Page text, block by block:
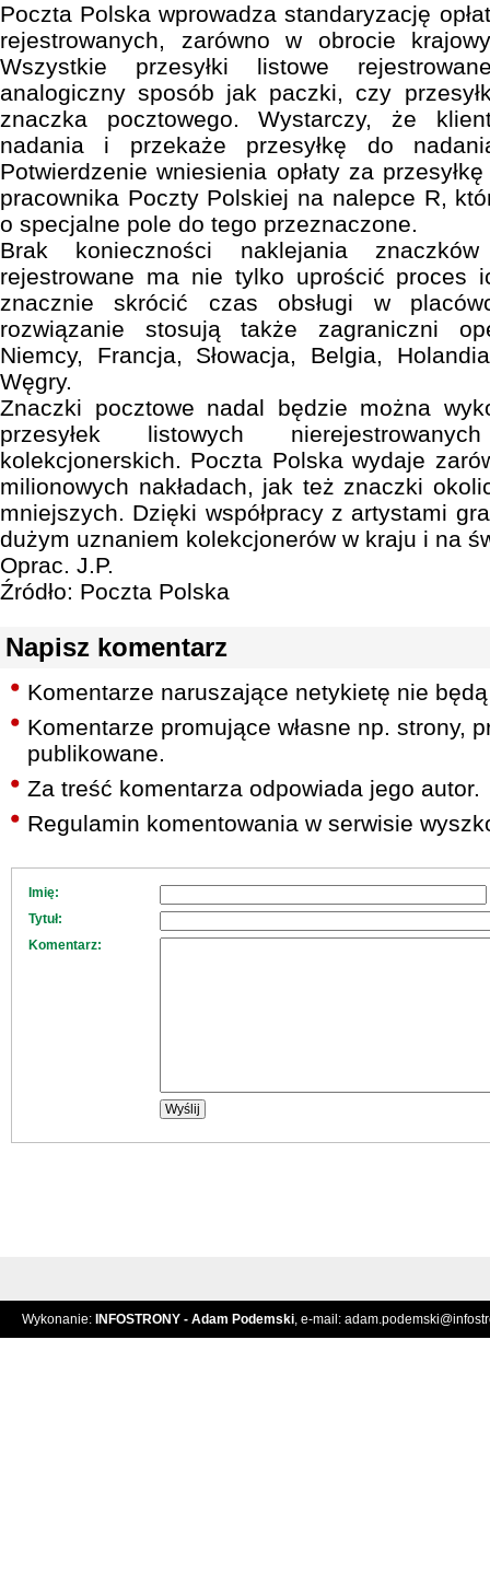
Poczta Polska wprowadza standaryzację
rejestrowanych, zarówno w obrocie
Wszystkie przesyłki listowe
analogiczny sposób jak paczki, czy
znaczka pocztowego. Wystarczy, że
nadania i przekaże przesyłkę do
Potwierdzenie wniesienia opłaty za
pracownika Poczty Polskiej na nalepce R,
o specjalne pole do tego przeznaczone.
Brak konieczności naklejania
rejestrowane ma nie tylko uprościć proces
znacznie skrócić czas obsługi w
rozwiązanie stosują także zagraniczni
Niemcy, Francja, Słowacja, Belgia,
Węgry.
Znaczki pocztowe nadal będzie można
przesyłek listowych
kolekcjonerskich. Poczta Polska wydaje
milionowych nakładach, jak też znaczki
mniejszych. Dzięki współpracy z artystami
dużym uznaniem kolekcjonerów w kraju i na
Oprac. J.P.
Źródło: Poczta Polska
Napisz komentarz
Komentarze naruszające netykietę nie
Komentarze promujące własne np. strony,
publikowane.
Za treść komentarza odpowiada jego autor.
Regulamin komentowania w serwisie
Imię:
Tytuł:
Komentarz:
Wykonanie: INFOSTRONY - Adam Podemski, e-mail: